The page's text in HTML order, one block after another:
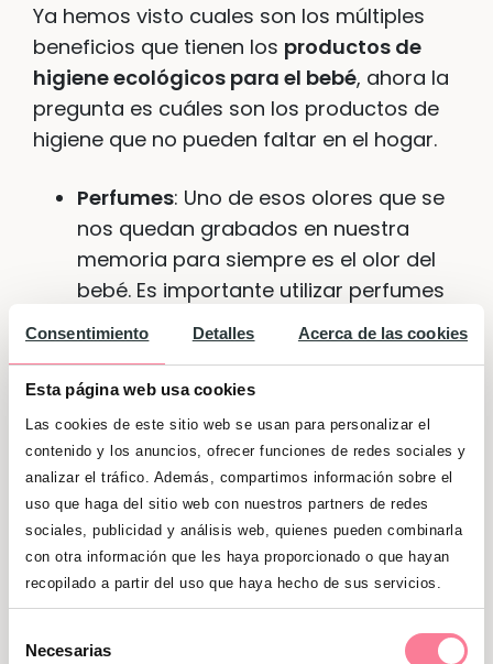
Consentimiento Detalles Acerca de las cookies
Esta página web usa cookies
Las cookies de este sitio web se usan para personalizar el
contenido y los anuncios, ofrecer funciones de redes sociales y
analizar el tráfico. Además, compartimos información sobre el
uso que haga del sitio web con nuestros partners de redes
sociales, publicidad y análisis web, quienes pueden combinarla
con otra información que les haya proporcionado o que hayan
recopilado a partir del uso que haya hecho de sus servicios.
Necesarias
Ya hemos visto cuales son los múltiples
beneficios que tienen los productos de
higiene ecológicos para el bebé, ahora la
pregunta es cuáles son los productos de
higiene que no pueden faltar en el hogar.
Perfumes: Uno de esos olores que se
nos quedan grabados en nuestra
memoria para siempre es el olor del
bebé. Es importante utilizar perfumes
que estén realizados con ingredientes
sensación de frescor en la piel del
bebé.
Pañales:Se podría decir que los
pañales es la “ropa” más usada por el
bebé. Los padres gastan una cantidad
enorme de dinero en pañales para el
niño. Conviene que los pañales que se
utilicen sean ecológicos para, por un
lado, cuidar la piel del bebé y, por otro